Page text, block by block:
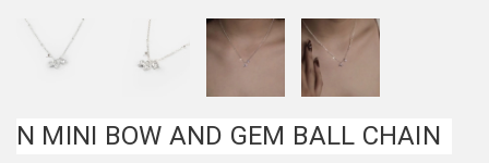
N MINI BOW AND GEM BALL CHAIN